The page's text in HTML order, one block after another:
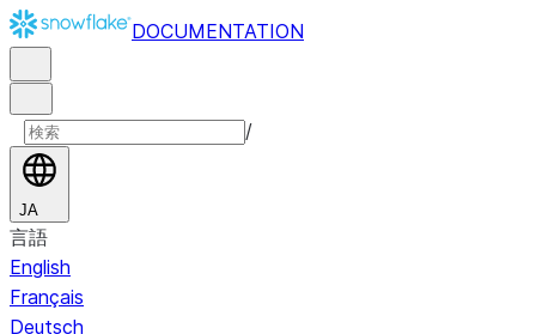
DOCUMENTATION
/
JA
言語
English
Français
Deutsch